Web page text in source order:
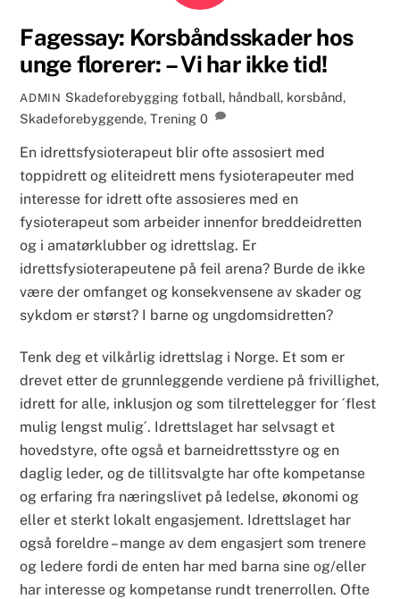
Fagessay: Korsbåndsskader hos
unge florerer: – Vi har ikke tid!
ADMIN Skadeforebygging fotball, håndball, korsbånd,
Skadeforebyggende,Trening 0
En idrettsfysioterapeut blir ofte assosiert med
toppidrett og eliteidrett mens fysioterapeuter med
interesse for idrett ofte assosieres med en
fysioterapeut som arbeider innenfor breddeidretten
og i amatørklubber og idrettslag. Er
idrettsfysioterapeutene på feil arena? Burde de ikke
være der omfanget og konsekvensene av skader og
sykdom er størst? I barne og ungdomsidretten?
Tenk deg et vilkårlig idrettslag i Norge. Et som er
drevet etter de grunnleggende verdiene på frivillighet,
idrett for alle, inklusjon og som tilrettelegger for ´flest
mulig lengst mulig´. Idrettslaget har selvsagt et
hovedstyre, ofte også et barneidrettsstyre og en
daglig leder, og de tillitsvalgte har ofte kompetanse
og erfaring fra næringslivet på ledelse, økonomi og
eller et sterkt lokalt engasjement. Idrettslaget har
også foreldre – mange av dem engasjert som trenere
og ledere fordi de enten har med barna sine og/eller
har interesse og kompetanse rundt trenerrollen. Ofte